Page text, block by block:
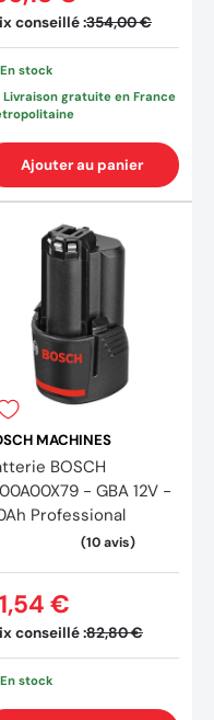
conseillé :354,00 €
En stock
Livraison gratuite en France
Ajouter au panier
MACHINES
BOSCH
- GBA 12V -
Professional
conseillé :82,80 €
€
En stock